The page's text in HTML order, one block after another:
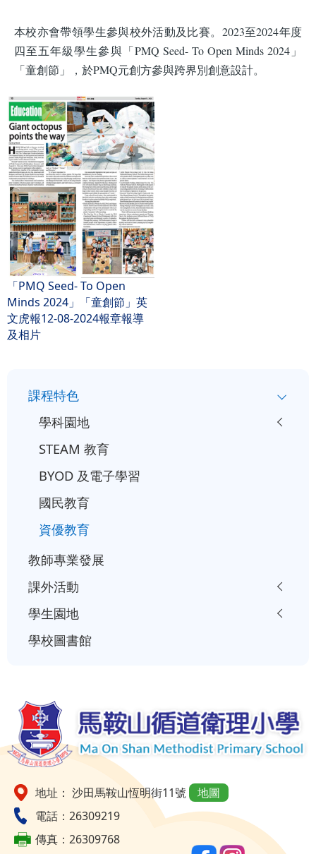
本校亦會帶領學生參與校外活動及比賽。2023至2024年度
四至五年級學生參與「PMQ Seed- To Open Minds 2024」
「童創節」，於PMQ元創方參與跨界別創意設計。
「PMQ Seed- To Open
Minds 2024」「童創節」英
文虎報12-08-2024報章報導
及相片
課程特色
學科園地
STEAM 教育
BYOD 及電子學習
國民教育
資優教育
教師專業發展
課外活動
學生園地
學校圖書館
地址： 沙田馬鞍山恆明街11號
地圖
電話：26309219
傳真：26309768